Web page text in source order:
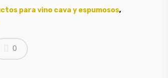
para vino cava y espumosos,
0